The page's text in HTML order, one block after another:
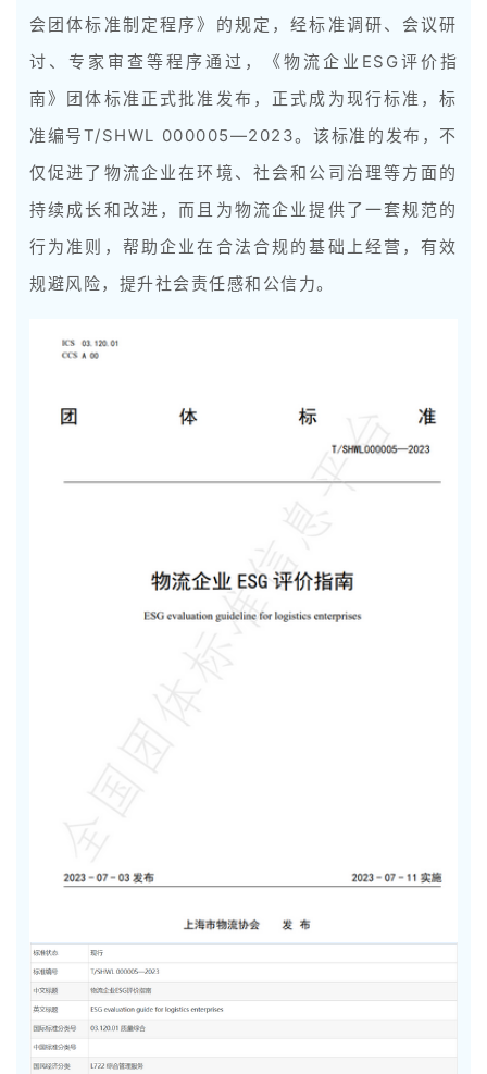
会团体标准制定程序》的规定，经标准调研、会议研
讨、专家审查等程序通过，《物流企业ESG评价指
南》团体标准正式批准发布，正式成为现行标准，标
准编号T/SHWL 000005—2023。该标准的发布，不
仅促进了物流企业在环境、社会和公司治理等方面的
持续成长和改进，而且为物流企业提供了一套规范的
行为准则，帮助企业在合法合规的基础上经营，有效
规避风险，提升社会责任感和公信力。